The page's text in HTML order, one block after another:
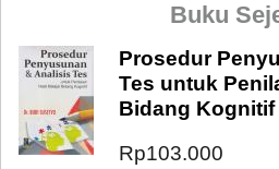
Buku
Prosedur
Tes untuk
Bidang Kognitif
Rp103.000